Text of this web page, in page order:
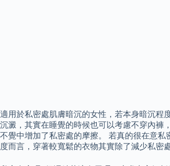
適用於私密處肌膚暗沉的女性，若本身暗沉程
沉澱，其實在睡覺的時候也可以考慮不穿內褲
不覺中增加了私密處的摩擦。 若真的很在意
度而言，穿著較寬鬆的衣物其實除了減少私密